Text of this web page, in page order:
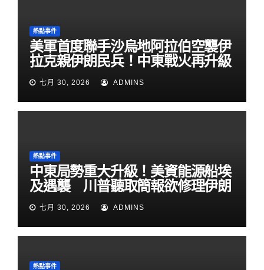
熱點事件
美軍首度聯手沙烏地阿拉伯空襲伊
拉克親伊朗民兵！中東戰火再升級
七月 30, 2026 ADMINS
熱點事件
中東局勢重大升級！美資能源船埃
及遇襲 川普聽取簡報欲修理伊朗
七月 30, 2026 ADMINS
熱點事件